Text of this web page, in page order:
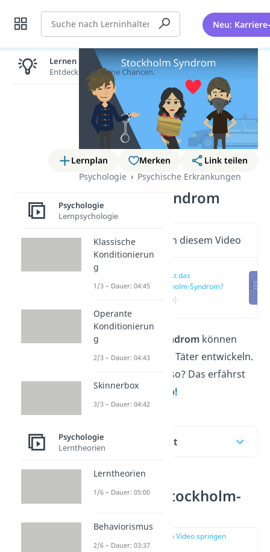
Suche Neu:
Lernplan Merken
Link teilen
Psychologie
Psychische Erkrankungen
Stockholm Syndrom
Wichtige Inhalte in diesem Video
Was ist das
Stockholm-Syndrom?
(00:10)
Beim Stockholm-Syndromkönnen
Opfer Sympathie für Täter entwickeln.
Aber warum ist das so? Das erfährst
du hier und im
Video!
Inhaltsübersicht
Was ist das Stockholm-
zur Stelle im Video springen
(00:10)
Lernen lohnt sich!
Entdecke hier deine Chancen.
Psychologie
Lernpsychologie
Klassische
Konditionierun
g
1/3 – Dauer: 04:45
Operante
Konditionierun
g
2/3 – Dauer: 04:43
Skinnerbox
3/3 – Dauer: 04:42
Psychologie
Lerntheorien
Lerntheorien
1/6 – Dauer: 05:00
Behaviorismus
2/6 – Dauer: 03:37